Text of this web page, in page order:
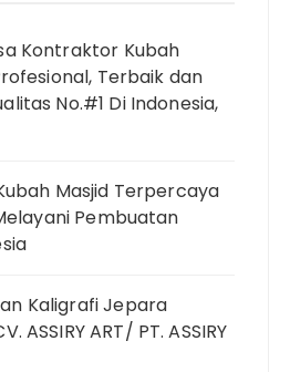
Kontraktor Kubah
Terbaik dan
No.#1 Di Indonesia,
Masjid Terpercaya
Pembuatan
Kaligrafi Jepara
ASSIRY ART/ PT. ASSIRY